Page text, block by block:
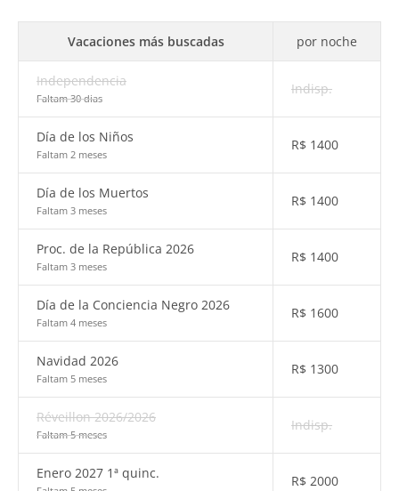
Vacaciones más buscadas por noche
Independencia
Faltam 30 dias
Indisp.
Día de los Niños
Faltam 2 meses
R$ 1400
Día de los Muertos
Faltam 3 meses
R$ 1400
Proc. de la República 2026
Faltam 3 meses
R$ 1400
Día de la Conciencia Negro 2026
Faltam 4 meses
R$ 1600
Navidad 2026
Faltam 5 meses
R$ 1300
Réveillon 2026/2026
Faltam 5 meses
Indisp.
Enero 2027 1ª quinc. R$ 2000